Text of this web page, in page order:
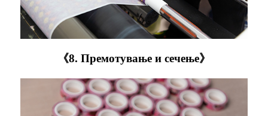
《8. Премотување и сечење》